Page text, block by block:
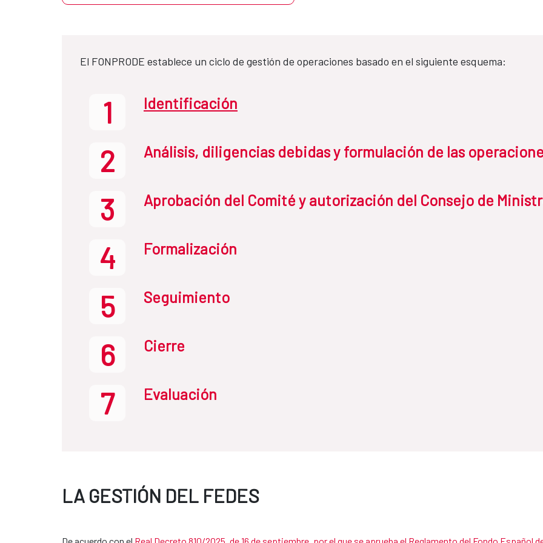
El FONPRODE establece un ciclo de gestión de operaciones basado en el siguiente esquema:
1 Identificación
2 Análisis, diligencias debidas y formulación de las
3 Aprobación del Comité y autorización del Consejo de
4 Formalización
5 Seguimiento
6 Cierre
7 Evaluación
LA GESTIÓN DEL FEDES